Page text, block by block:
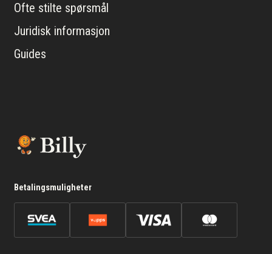
Ofte stilte spørsmål
Juridisk informasjon
Guides
Betalingsmuligheter